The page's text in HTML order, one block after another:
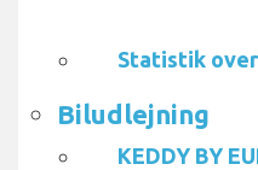
Statistik
Biludlejning
KEDDY BY